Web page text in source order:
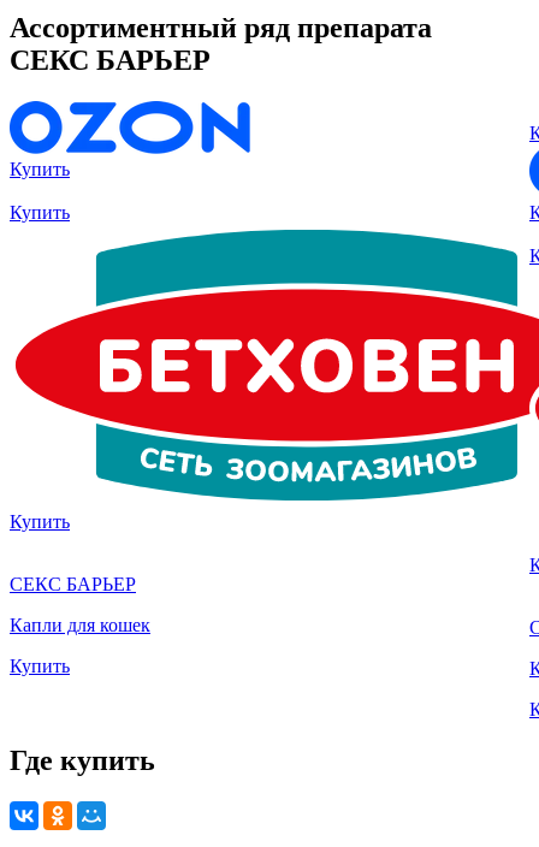
Ассортиментный ряд препарата
СЕКС БАРЬЕР
Купить
Купить
Купить
СЕКС БАРЬЕР
Капли для кошек
Купить
Где купить